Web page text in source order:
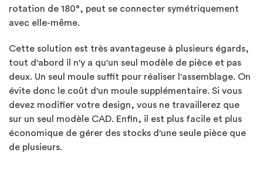
rotation de 180°, peut se connecter symétriquement
avec elle-même.
Cette solution est très avantageuse à plusieurs égards,
tout d'abord il n'y a qu'un seul modèle de pièce et pas
deux. Un seul moule suffit pour réaliser l'assemblage. On
évite donc le coût d'un moule supplémentaire. Si vous
devez modifier votre design, vous ne travaillerez que
sur un seul modèle CAD. Enfin, il est plus facile et plus
économique de gérer des stocks d'une seule pièce que
de plusieurs.